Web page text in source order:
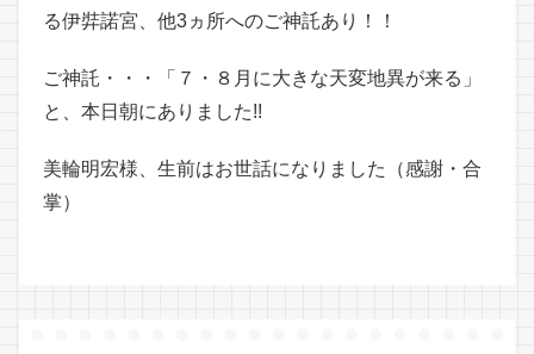
る伊弉諾宮、他3ヵ所へのご神託あり！！
ご神託・・・「７・８月に大きな天変地異が来る」
と、本日朝にありました!!
美輪明宏様、生前はお世話になりました（感謝・合
掌）